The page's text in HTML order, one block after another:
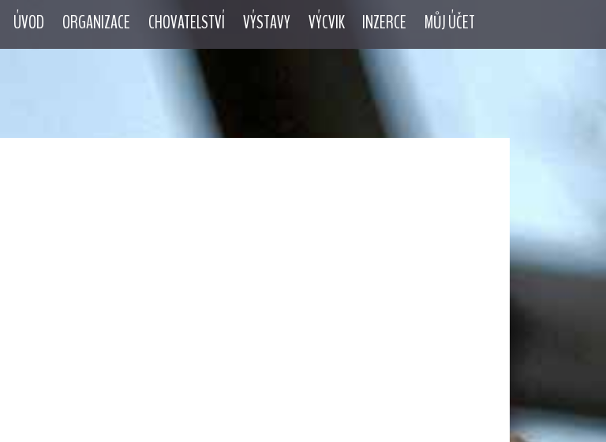
ÚVOD ORGANIZACE CHOVATELSTVÍ VÝSTAVY VÝCVIK INZERCE MŮJ ÚČET